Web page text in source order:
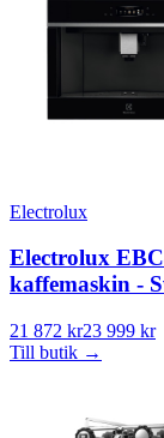
Electrolux
Electrolux
kaffemaskin -
21 872 kr23 999 kr
Till butik →